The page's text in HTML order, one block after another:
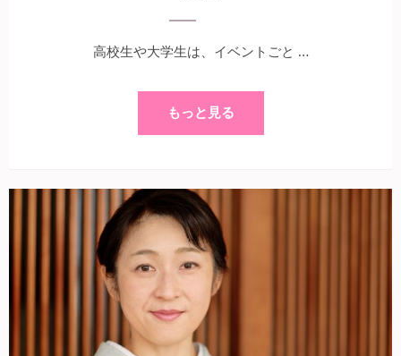
高校生や大学生は、イベントごと …
もっと見る